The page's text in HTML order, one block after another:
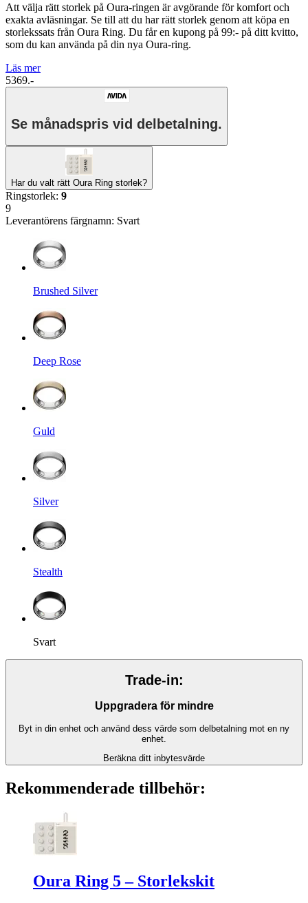
Att välja rätt storlek på Oura-ringen är avgörande för komfort och
exakta avläsningar. Se till att du har rätt storlek genom att köpa en
storlekssats från Oura Ring. Du får en kupong på 99:- på ditt kvitto,
som du kan använda på din nya Oura-ring.
Läs mer
5369.-
Se månadspris vid delbetalning.
Har du valt rätt Oura Ring storlek?
Ringstorlek: 9
9
Leverantörens färgnamn: Svart
Brushed Silver
Deep Rose
Guld
Silver
Stealth
Svart
Trade-in:
Uppgradera för mindre
Byt in din enhet och använd dess värde som delbetalning mot en ny
enhet.
Beräkna ditt inbytesvärde
Rekommenderade tillbehör:
Oura Ring 5 – Storlekskit